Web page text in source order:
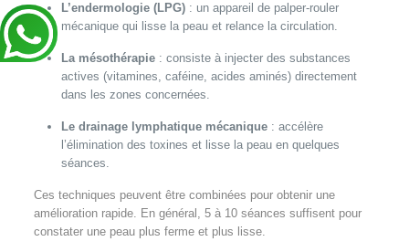
L’endermologie (LPG): un appareil de palper-rouler
mécanique qui lisse la peau et relance la circulation.
La mésothérapie: consiste à injecter des substances
actives (vitamines, caféine, acides aminés) directement
dans les zones concernées.
Le drainage lymphatique mécanique: accélère
l’élimination des toxines et lisse la peau en quelques
séances.
Ces techniques peuvent être combinées pour obtenir une
amélioration rapide. En général, 5 à 10 séances suffisent pour
constater une peau plus ferme et plus lisse.